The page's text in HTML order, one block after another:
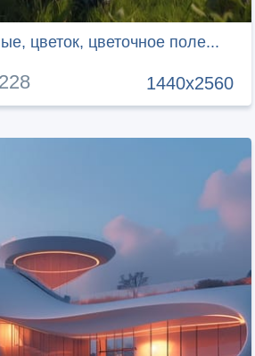
цветок, цветочное поле...
1440x2560
228